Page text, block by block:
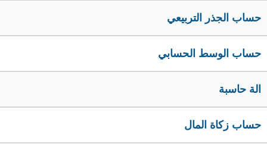
حساب الجذر التربيعي
حساب الوسط الحسابي
الة حاسبة
حساب زكاة المال